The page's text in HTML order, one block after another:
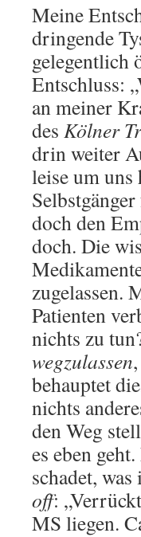
Meine
dringende
gelegentlich
Entschluss:
an meiner
des Kölner
drin weiter
leise um
doch den
doch. Die
zugelassen.
Patienten
nichts zu
wegzulassen
behauptet
nichts
den Weg
es eben
schadet,
off:
MS liegen.